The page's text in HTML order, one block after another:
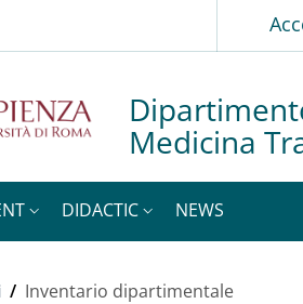
Medicina
DIDACTIC NEWS
/ Inventario dipartimentale